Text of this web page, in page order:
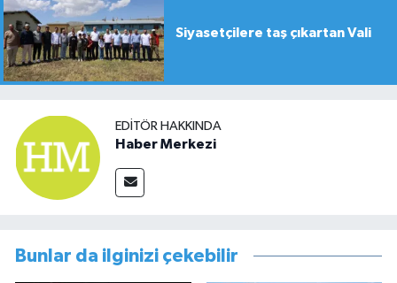
Siyasetçilere taş çıkartan Vali
EDITÖR HAKKINDA
Haber Merkezi
Bunlar da ilginizi çekebilir